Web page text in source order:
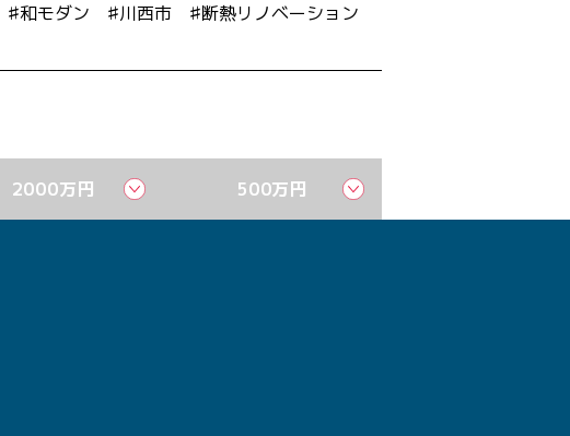
和モダン 川西市
断熱リノベーション
2000万円 500万円